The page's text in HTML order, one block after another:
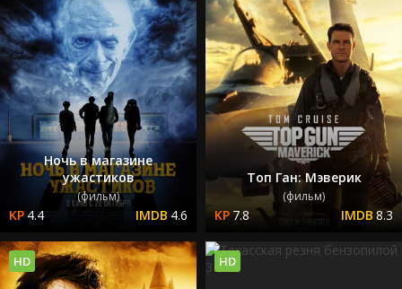
Ночь в магазине
ужастиков
(фильм)
4.4 4.6
Топ Ган: Мэверик
(фильм)
7.8 8.3
HD HD